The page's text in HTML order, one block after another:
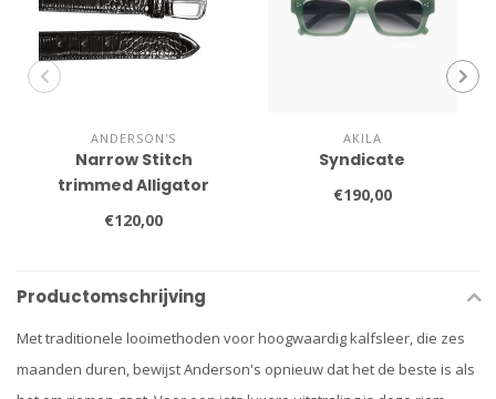
ANDERSON'S
Narrow Stitch
trimmed Alligator
Print
€120,00
AKILA
Syndicate
€190,00
Productomschrijving
Met traditionele looimethoden voor hoogwaardig kalfsleer, die zes
maanden duren, bewijst Anderson's opnieuw dat het de beste is als